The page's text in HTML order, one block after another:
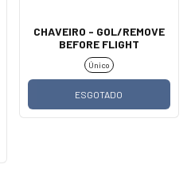
CHAVEIRO - GOL/REMOVE
BEFORE FLIGHT
Único
ESGOTADO